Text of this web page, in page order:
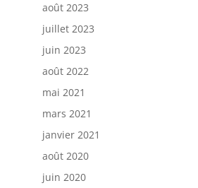
août 2023
juillet 2023
juin 2023
août 2022
mai 2021
mars 2021
janvier 2021
août 2020
juin 2020